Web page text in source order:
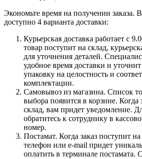
Экономьте время на получении заказа.
доступно 4 варианта доставки:
Курьерская доставка работает с
товар поступит на склад,
для уточнения деталей.
удобное время доставки и
упаковку на целостность и
комплектации.
Самовывоз из магазина. Список
выбора появится в корзине. Когда
склад, вам придет уведомление.
обратитесь к сотруднику в
номер.
Постамат. Когда заказ поступит
телефон или e-mail придет
оплатить в терминале